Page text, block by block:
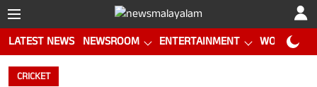
LATEST NEWS NEWSROOM ENTERTAINMENT WORLD CUP
CRICKET